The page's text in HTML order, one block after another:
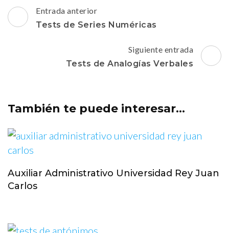
Navegación
de
Entrada anterior
Tests de Series Numéricas
Siguiente entrada
Tests de Analogías Verbales
También te puede interesar...
Auxiliar Administrativo Universidad Rey Juan
Carlos